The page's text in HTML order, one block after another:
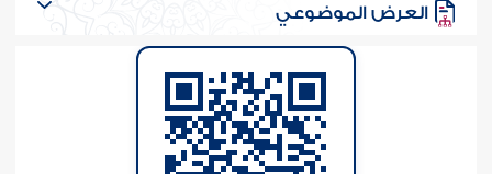
العرض الموضوعي